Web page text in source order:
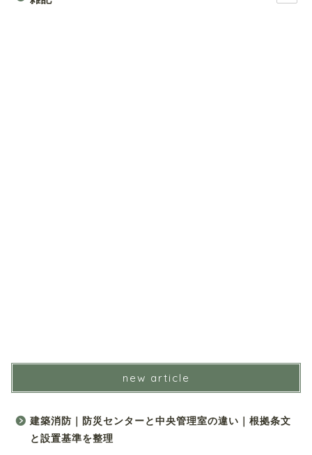
new article
建築消防｜防災センターと中央管理室の違い｜根拠条文
と設置基準を整理